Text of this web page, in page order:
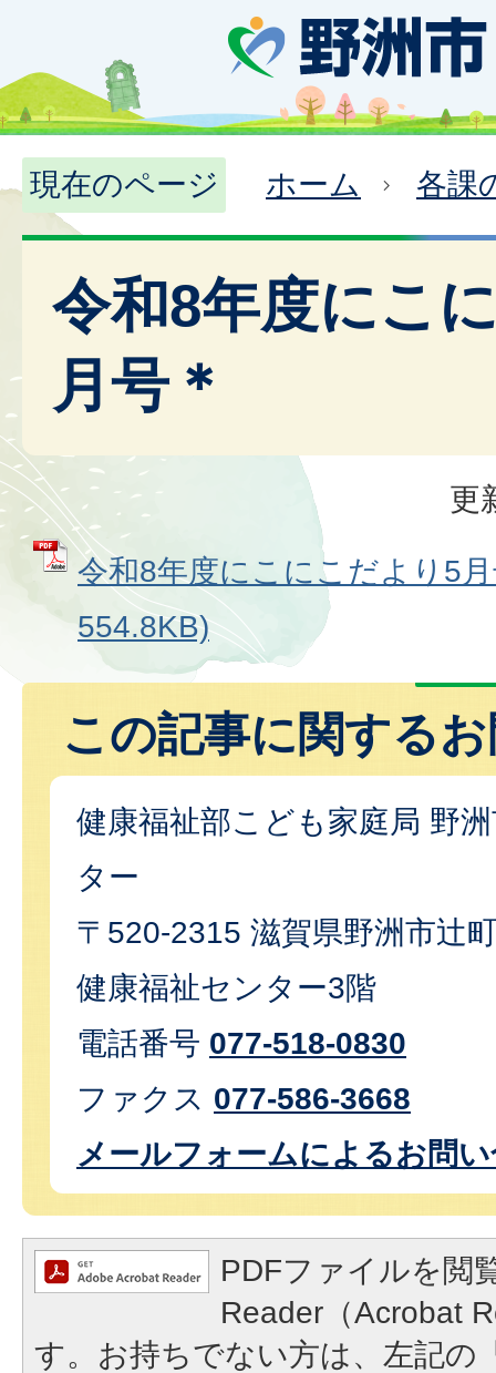
現在のページ ホーム 各課
令和8年度にこ
月号＊
更
令和8年度にこにこだより5
554.8KB)
この記事に関する
健康福祉部こども家庭局 野
ター
〒520-2315 滋賀県野洲市辻
健康福祉センター3階
電話番号 077-518-0830
ファクス 077-586-3668
メールフォームによるお問
PDFファイルを閲
Reader（Acrobat
す。お持ちでない方は、左記の